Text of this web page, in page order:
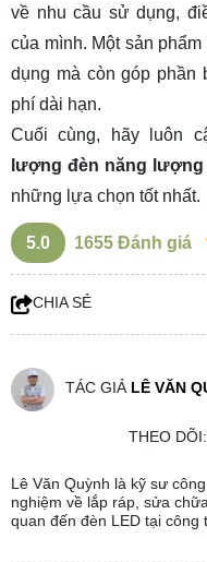
về nhu cầu sử dụng,
của mình. Một sản
dụng mà còn góp phần
phí dài hạn.
Cuối cùng, hãy luôn
lượng đèn năng lượng
những lựa chọn tốt nhất.
5.0 1655 Đánh giá
CHIA SẺ
TÁC GIẢ LÊ VĂN
THEO DÕI:
Lê Văn Quỳnh là kỹ sư
nghiệm về lắp ráp, sửa
quan đến đèn LED tại công